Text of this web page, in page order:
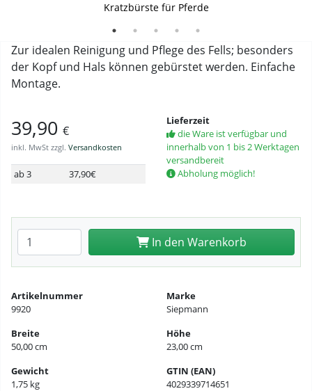
Kratzbürste für Pferde
Zur idealen Reinigung und Pflege des Fells; besonders
der Kopf und Hals können gebürstet werden. Einfache
Montage.
39,90 €
inkl. MwSt zzgl. Versandkosten
ab 3 37,90€
Lieferzeit
die Ware ist verfügbar und
innerhalb von 1 bis 2 Werktagen
versandbereit
Abholung möglich!
Anzahl eingeben In den Warenkorb
Artikelnummer
9920
Marke
Siepmann
Breite
50,00 cm
Höhe
23,00 cm
Gewicht
1,75 kg
GTIN (EAN)
4029339714651